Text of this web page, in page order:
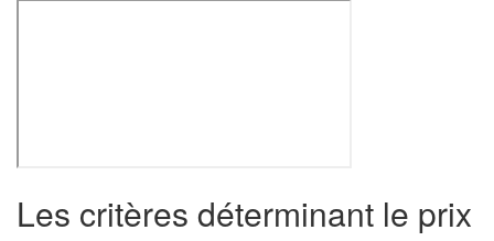
Les critères déterminant le prix